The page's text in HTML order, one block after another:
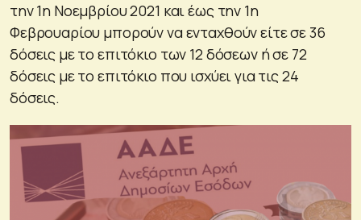
την 1η Νοεμβρίου 2021 και έως την 1η
Φεβρουαρίου μπορούν να ενταχθούν είτε σε 36
δόσεις με το επιτόκιο των 12 δόσεων ή σε 72
δόσεις με το επιτόκιο που ισχύει για τις 24
δόσεις.